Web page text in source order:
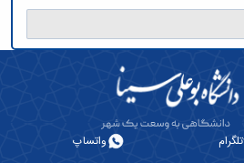
تلگرام واتساپ